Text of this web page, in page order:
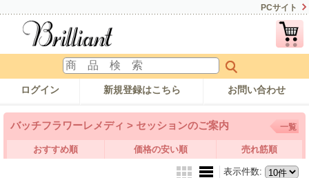
PCサイト
ログイン 新規登録はこちら お問い合わせ
バッチフラワーレメディ > セッションのご案内 一覧
おすすめ順 価格の安い順 売れ筋順
表示件数: